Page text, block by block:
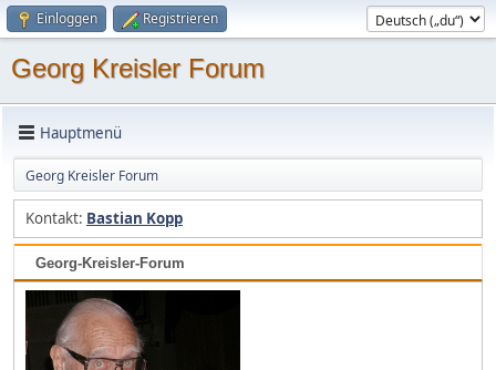
Einloggen Registrieren
Georg Kreisler Forum
Hauptmenü
Georg Kreisler Forum
Kontakt: Bastian Kopp
Georg-Kreisler-Forum